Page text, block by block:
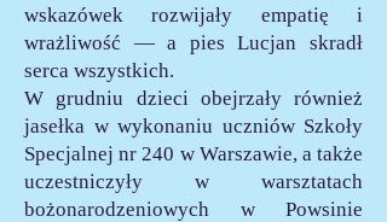
wskazówek rozwijały empatię i
wrażliwość — a pies Lucjan skradł
serca wszystkich.
W grudniu dzieci obejrzały również
jasełka w wykonaniu uczniów Szkoły
Specjalnej nr 240 w Warszawie, a także
uczestniczyły w warsztatach
bożonarodzeniowych w Powsinie